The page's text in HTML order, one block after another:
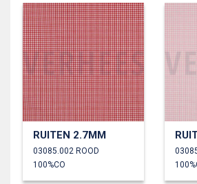
RUITEN 2.7MM
03085.002 ROOD
100%CO